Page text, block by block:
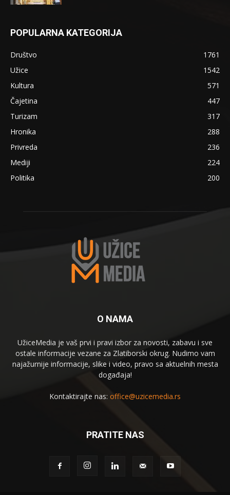
POPULARNA KATEGORIJA
Društvo
1761
Užice
1542
Kultura
571
Čajetina
447
Turizam
317
Hronika
288
Privreda
236
Mediji
224
Politika
200
O NAMA
UžiceMedia je vaš prvi i pravi izbor za novosti, zabavu i sve
ostale informacije vezane za Zlatiborski okrug. Nudimo vam
najažurnije informacije, slike i video, pravo sa aktuelnih mesta
događaja!
Kontaktirajte nas: office@uzicemedia.rs
PRATITE NAS